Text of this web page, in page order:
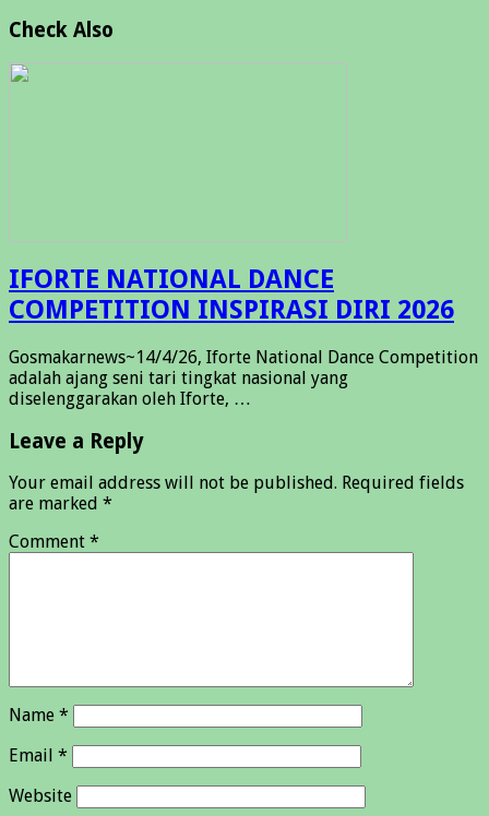
Check Also
IFORTE NATIONAL DANCE
COMPETITION INSPIRASI DIRI 2026
Gosmakarnews~14/4/26, Iforte National Dance Competition
adalah ajang seni tari tingkat nasional yang
diselenggarakan oleh Iforte, …
Leave a Reply
Your email address will not be published. Required fields
are marked *
Comment *
Name *
Email *
Website